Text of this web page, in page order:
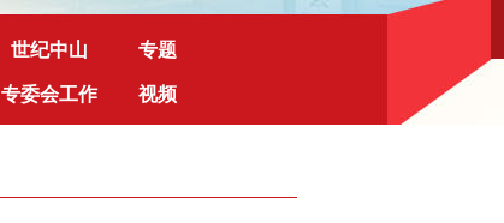
世纪中山 专题
专委会工作 视频